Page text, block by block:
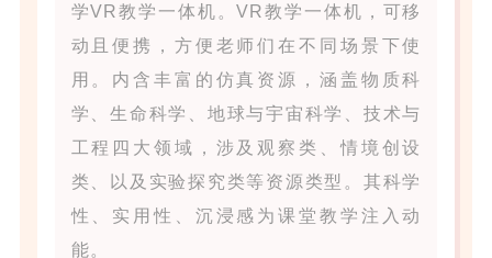
学VR教学一体机。VR教学一体机，可移
动且便携，方便老师们在不同场景下使
用。内含丰富的仿真资源，涵盖物质科
学、生命科学、地球与宇宙科学、技术与
工程四大领域，涉及观察类、情境创设
类、以及实验探究类等资源类型。其科学
性、实用性、沉浸感为课堂教学注入动
能。